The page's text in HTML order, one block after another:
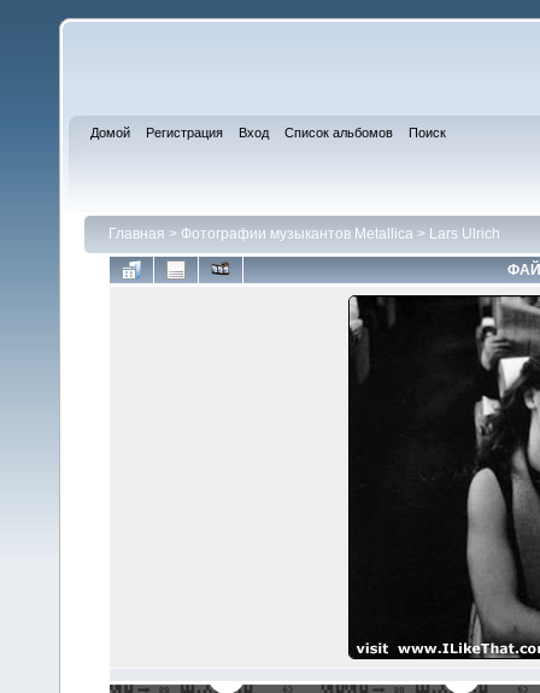
Домой Регистрация Вход Список альбомов Поиск
Главная > Фотографии музыкантов Metallica > Lars Ulrich